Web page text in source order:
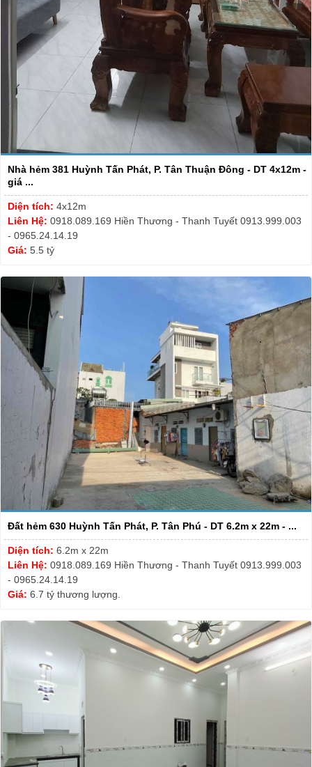
Nhà hẻm 381 Huỳnh Tấn Phát, P. Tân Thuận Đông - DT 4x12m -
giá ...
Diện tích: 4x12m
Liên Hệ: 0918.089.169 Hiền Thương - Thanh Tuyết 0913.999.003
- 0965.24.14.19
Giá: 5.5 tỷ
Đất hẻm 630 Huỳnh Tấn Phát, P. Tân Phú - DT 6.2m x 22m - ...
Diện tích: 6.2m x 22m
Liên Hệ: 0918.089.169 Hiền Thương - Thanh Tuyết 0913.999.003
- 0965.24.14.19
Giá: 6.7 tỷ thương lượng.